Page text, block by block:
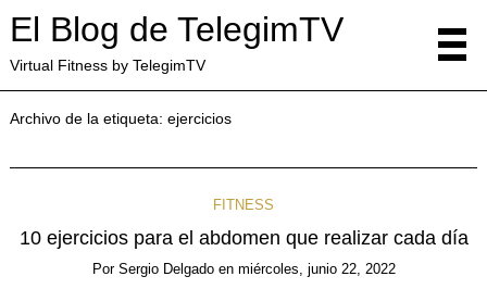
El Blog de TelegimTV
Virtual Fitness by TelegimTV
Archivo de la etiqueta: ejercicios
FITNESS
10 ejercicios para el abdomen que realizar cada día
Por Sergio Delgado en miércoles, junio 22, 2022